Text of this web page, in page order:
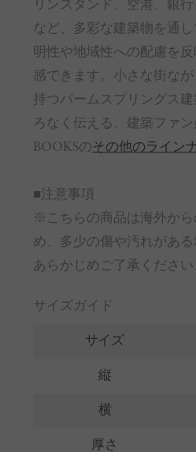
リンスタンド、空港、銀
など、多彩な建築物を通
明性や地域性への配慮を
感できます。小さな街な
持つパームスプリングス
ろなく伝える、建築ファン
BOOKSのその他のライン
■注意事項
※こちらの商品は海外か
め、多少の傷や汚れがある
あらかじめご了承ください
サイズガイド
サイズ
縦
横
厚さ